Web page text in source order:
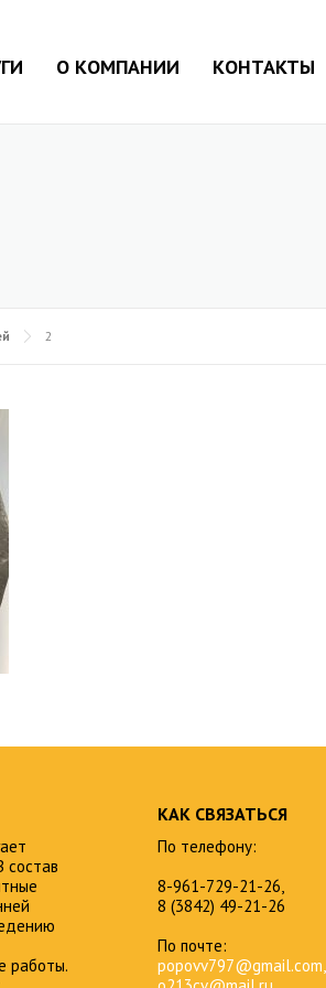
О КОМПАНИИ КОНТАКТЫ
2
состав
работы.
КАК СВЯЗАТЬСЯ
По телефону:
8-961-729-21-26,
8 (3842) 49-21-26
По почте:
popovv797@gmail.com,